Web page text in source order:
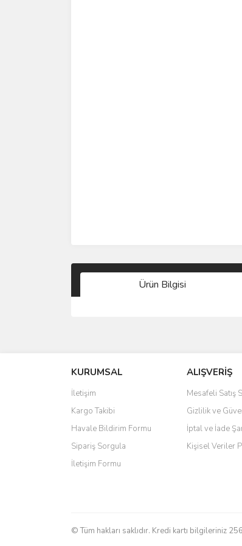
Ürün Bilgisi
Ürün resmi kalitesiz, bozuk veya
Ürün açıklamasında eksik bilgiler
Ürün bilgilerinde hatalar bulunuyor.
Ürün fiyatı diğer sitelerden daha pahalı.
Bu ürüne benzer farklı alternatifler olmalı.
KURUMSAL
İletişim
Kargo Takibi
Havale Bildirim Formu
Sipariş Sorgula
İletişim Formu
ALIŞVERİŞ
Mesafeli Satış
Gizlilik ve
İptal ve İade
Kişisel Veriler
© Tüm hakları saklıdır. Kredi kartı bilgileriniz